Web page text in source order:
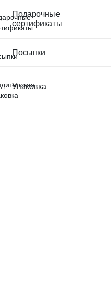
Подарочные
сертификаты
Посыпки
Упаковка